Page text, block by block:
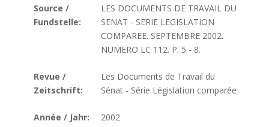
Source /
Fundstelle:
LES DOCUMENTS DE TRAVAIL DU
SENAT - SERIE LEGISLATION
COMPAREE. SEPTEMBRE 2002.
NUMERO LC 112. P. 5 - 8.
Revue /
Zeitschrift:
Les Documents de Travail du
Sénat - Série Législation comparée
Année / Jahr: 2002